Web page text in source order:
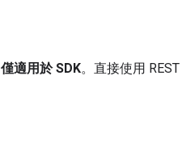
僅適用於 SDK。直接使用